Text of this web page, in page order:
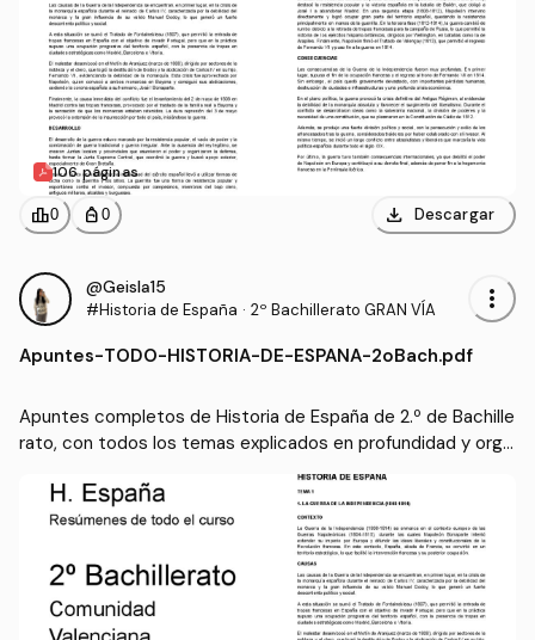
106 páginas
leaderboard0 personal_bag 0 download Descargar
@Geisla15
#Historia de España · 2º Bachillerato GRAN VÍA more_vert
Apuntes-TODO-HISTORIA-DE-ESPANA-2oBach.pdf
Apuntes completos de Historia de España de 2.º de Bachille
rato, con todos los temas explicados en profundidad y orga
nizados de forma clara para facilitar el estudio. Incluyen el te
mario completo trabajado durante el curso, con resúmenes
y teoría de cada t